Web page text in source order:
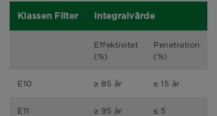
Klassen Filter Integralvärde
Effektivitet
(%)
Penetration
(%)
E10 ≥ 85 år ≤ 15 år
E11 ≥ 95 år ≤ 5